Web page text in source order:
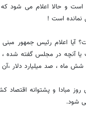
است و حالا اعلام می
یا آنچه در مجلس گفته شده
ماه ، صد میلیارد دلار
روز مبادا و پشتوانه
شود.